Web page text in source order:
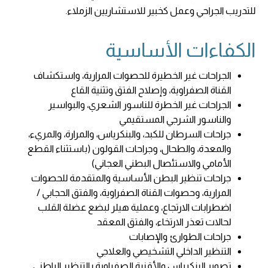
للتدريب الجراحي وعمل كخبير للاستشاريين الزملاء.
الكفاءات الأساسية
الجراحات غير الخطيرة للحصوات المرارية، واستكشاف
القناة الصفراوية، وإصلاح الفتق وتثنية القاع
الجراحات غير الخطرة للناسور الشعري، والبواسير
والناسور الشرجي المستقيمي
جراحات السرطان للكبد، والبنكرياس، والمرارة، والمريء،
والمعدة، والطحال، وجراحات القولون (باستثناء القطع
الأمامي والاستئصال البطني العجاني)
جراحات تنظير البطن الأساسية والمتقدمة للحصوات
المرارية، وحصوات القناة الصفراوية، والفتق الحجابي /
اضطرابات الارتجاع، وعملية هيلر لبضع عضلة القلب
لحالات تعذر الارتخاء، والفتق المعقد
جراحات الطوارئ والإصابات
التنظير الداخلي التشخيصي والعلاجي
تصوير البنكرياس والأقنية الصفراوية بالتنظير الباطني